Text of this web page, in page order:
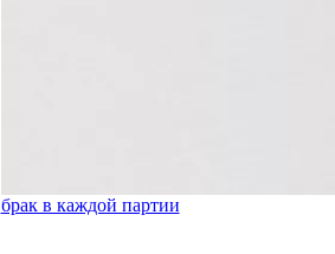
брак в каждой партии